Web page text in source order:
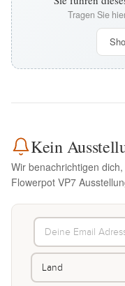
Tragen Sie
Kein
Wir benachrichtigen
Flowerpot VP7